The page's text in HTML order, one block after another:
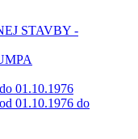
STAVBY -
01.10.1976
01.10.1976 do